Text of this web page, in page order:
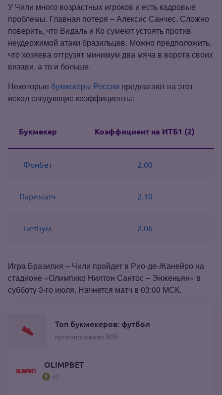
У Чили много возрастных игроков и есть кадровые
проблемы. Главная потеря – Алексис Санчес. Сложно
поверить, что Видаль и Ко сумеют устоять против
неудержимой атаки бразильцев. Можно предположить,
что хозяева отгрузят минимум два мяча в ворота своих
визави, а то и больше.
Некоторые букмекеры России предлагают на этот
исход следующие коэффициенты:
Букмекер Коэффициент на ИТБ1 (2)
Фонбет 2.00
Париматч 2.10
БетБум 2.06
Игра Бразилия – Чили пройдет в Рио‑де‑Жанейро на
стадионе «Олимпико Нилтон Сантос – Энженьян» в
субботу 3‑го июля. Начнется матч в 03:00 МСК.
Топ букмекеров: футбол
проголосовало 805
OLIMPBET
43